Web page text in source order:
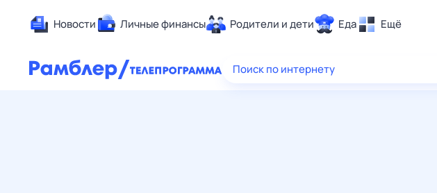
Новости Личные финансы Родители и дети Еда Ещё
Здоровье
Поиск по интернету